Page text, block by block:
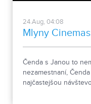
24.Aug, 04:08
Mlyny
Čenda s Janou to
nezamestnaní,
najčastejšou